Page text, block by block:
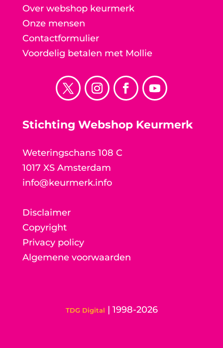
Over webshop keurmerk
Onze mensen
Contactformulier
Voordelig betalen met Mollie
Stichting Webshop Keurmerk
Weteringschans 108 C
1017 XS Amsterdam
info@keurmerk.info
Disclaimer
Copyright
Privacy policy
Algemene voorwaarden
TDG Digital | 1998-2026